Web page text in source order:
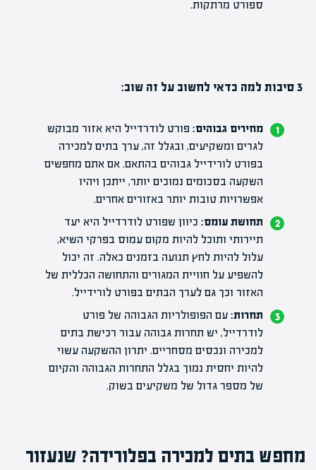
ספורט מרתקות.
מחירים גבוהים: פורט לודרדייל היא אזור מבוקש
לגרים ומשקיעים, ובגלל זה, ערך בתים למכירה
בפורט לורידייל גבוהים בהתאם. אם אתם מחפשים
השקעה בסכומים נמוכים יותר, ייתכן ויהיו
אפשרויות טובות יותר באזורים אחרים.
תחושת עומס: כיוון שפורט לודרדייל היא יעד
תיירותי ותוכל להיות מקום עמוס בפרקי השיא,
עלול להיות לחץ תנועה בזמנים כאלה. זה יכול
להשפיע על חוויית המגורים והתחושה הכללית של
האזור וכך גם לערך הבתים בפורט לורידייל.
תחרות: עם הפופולריות הגבוהה של פורט
לודרדייל, יש תחרות גבוהה עבור רכישת בתים
למכירה ונכסים מסחריים. יתרון ההשקעה עשוי
להיות יחסית נמוך בגלל התחרות הגבוהה והקיום
של מספר גדול של משקיעים בשוק.
מחפש בתים למכירה בפלורידה? שנעזור